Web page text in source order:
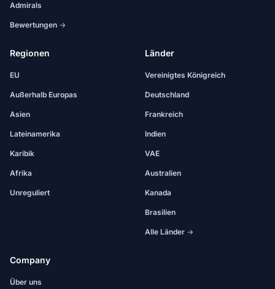
Admirals
Bewertungen →
Regionen
EU
Außerhalb Europas
Asien
Lateinamerika
Karibik
Afrika
Unreguliert
Länder
Vereinigtes Königreich
Deutschland
Frankreich
Indien
VAE
Australien
Kanada
Brasilien
Alle Länder →
Company
Über uns